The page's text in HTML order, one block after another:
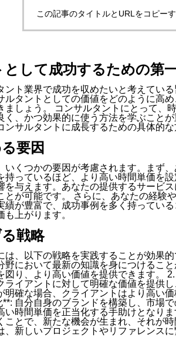
この記事のタイトルとURLをコピー
して成功するための第
ント業界で成功を収めたいと考えてい
ルタントとしての価値をどのように高
ましょう。 コンサルタントにとって、
く、かつ効果的に使う方法を学ぶこと
ンサルタントに成長するための具体的な
要因
いくつかの要因が考慮されます。まず
持っているほど、より高い時間単価を
を与えます。あなたの提供するサービ
とが可能です。 さらに、あなたの経験
績が豊富で、成功事例を多く持ってい
上がります。
戦略
は、以下の戦略を実践することが効果
野において最新の知識を身につけるこ
図り、より高い価値を提供できます。
ライアントに対して明確な価値を提供
明確な場合、クライアントはより高い
自分自身のブランドを構築し、市場
い時間単価を正当化する手助けとなり
ことで、新たな機会が生まれ、それが
、新しいプロジェクトやリファレンスに